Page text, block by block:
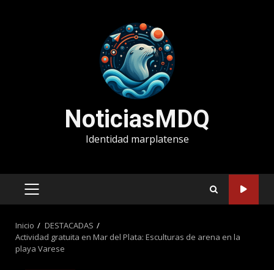
NoticiasMDQ
Identidad marplatense
MENÚ
Inicio
DESTACADAS
Actividad gratuita en Mar del Plata: Esculturas de arena en la
playa Varese